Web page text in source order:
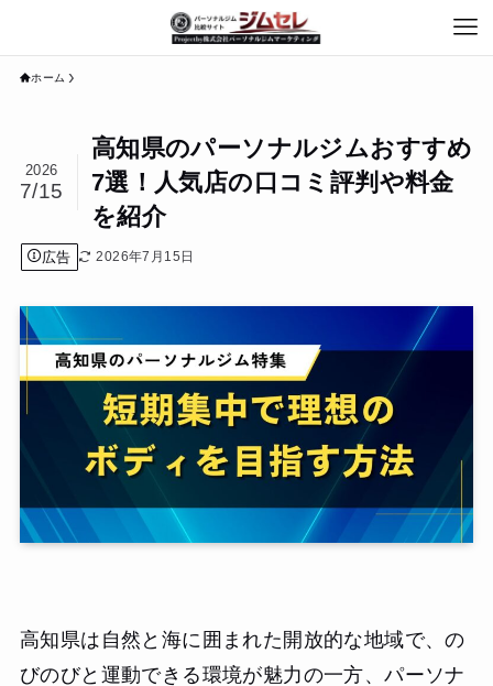
ホーム
高知県のパーソナルジムおすすめ
7選！人気店の口コミ評判や料金
を紹介
2026
7/15
広告 2026年7月15日
高知県は自然と海に囲まれた開放的な地域で、の
びのびと運動できる環境が魅力の一方、パーソナ